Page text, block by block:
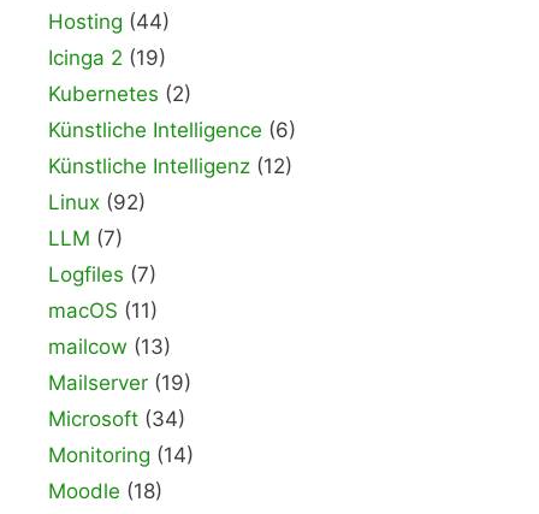
Hosting (44)
Icinga 2 (19)
Kubernetes (2)
Künstliche Intelligence (6)
Künstliche Intelligenz (12)
Linux (92)
LLM (7)
Logfiles (7)
macOS (11)
mailcow (13)
Mailserver (19)
Microsoft (34)
Monitoring (14)
Moodle (18)